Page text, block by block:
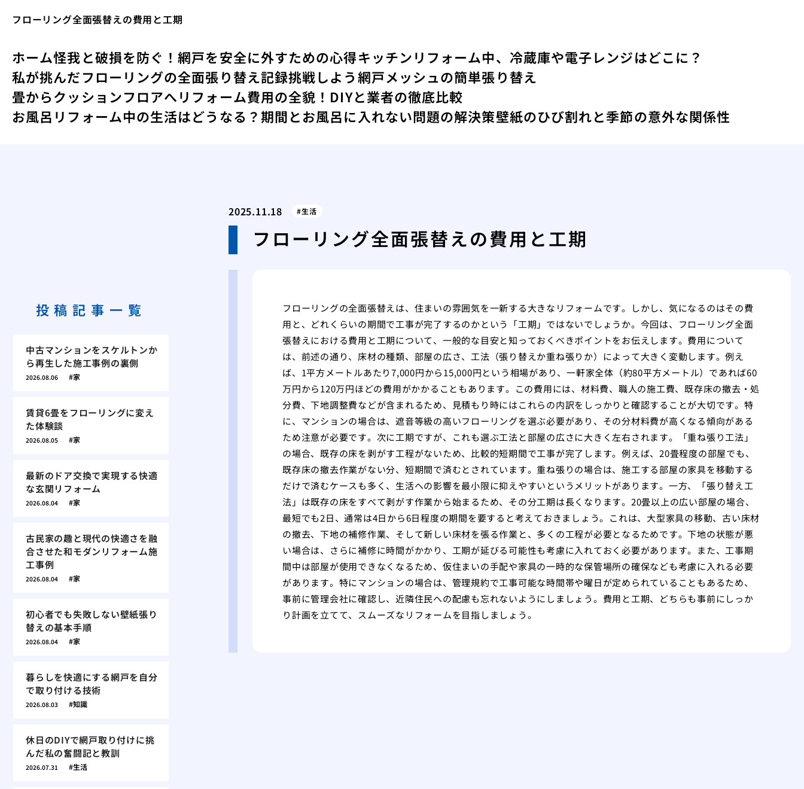
フローリング全面張替えの費用と工期
ホーム怪我と破損を防ぐ！網戸を安全に外すための心得キッチンリフォーム中、冷蔵庫や電子レンジはどこに？
私が挑んだフローリングの全面張り替え記録挑戦しよう網戸メッシュの簡単張り替え
畳からクッションフロアへリフォーム費用の全貌！DIYと業者の徹底比較
お風呂リフォーム中の生活はどうなる？期間とお風呂に入れない問題の解決策壁紙のひび割れと季節の意外な関係性
2025.11.18 生活
フローリング全面張替えの費用と工期
フローリングの全面張替えは、住まいの雰囲気を一新する大きなリフォームです。しかし、気になるのはその費
用と、どれくらいの期間で工事が完了するのかという「工期」ではないでしょうか。今回は、フローリング全面
張替えにおける費用と工期について、一般的な目安と知っておくべきポイントをお伝えします。費用について
は、前述の通り、床材の種類、部屋の広さ、工法（張り替えか重ね張りか）によって大きく変動します。例え
ば、1平方メートルあたり7,000円から15,000円という相場があり、一軒家全体（約80平方メートル）であれば60
万円から120万円ほどの費用がかかることもあります。この費用には、材料費、職人の施工費、既存床の撤去・処
分費、下地調整費などが含まれるため、見積もり時にはこれらの内訳をしっかりと確認することが大切です。特
に、マンションの場合は、遮音等級の高いフローリングを選ぶ必要があり、その分材料費が高くなる傾向がある
ため注意が必要です。次に工期ですが、これも選ぶ工法と部屋の広さに大きく左右されます。「重ね張り工法」
の場合、既存の床を剥がす工程がないため、比較的短期間で工事が完了します。例えば、20畳程度の部屋でも、
既存床の撤去作業がない分、短期間で済むとされています。重ね張りの場合は、施工する部屋の家具を移動する
だけで済むケースも多く、生活への影響を最小限に抑えやすいというメリットがあります。一方、「張り替え工
法」は既存の床をすべて剥がす作業から始まるため、その分工期は長くなります。20畳以上の広い部屋の場合、
最短でも2日、通常は4日から6日程度の期間を要すると考えておきましょう。これは、大型家具の移動、古い床材
の撤去、下地の補修作業、そして新しい床材を張る作業と、多くの工程が必要となるためです。下地の状態が悪
い場合は、さらに補修に時間がかかり、工期が延びる可能性も考慮に入れておく必要があります。また、工事期
間中は部屋が使用できなくなるため、仮住まいの手配や家具の一時的な保管場所の確保なども考慮に入れる必要
があります。特にマンションの場合は、管理規約で工事可能な時間帯や曜日が定められていることもあるため、
事前に管理会社に確認し、近隣住民への配慮も忘れないようにしましょう。費用と工期、どちらも事前にしっか
り計画を立てて、スムーズなリフォームを目指しましょう。
投稿記事一覧
中古マンションをスケルトンか
ら再生した施工事例の裏側
2026.08.06 家
賃貸6畳をフローリングに変え
た体験談
2026.08.05 家
最新のドア交換で実現する快適
な玄関リフォーム
2026.08.04 家
古民家の趣と現代の快適さを融
合させた和モダンリフォーム施
工事例
2026.08.04 家
初心者でも失敗しない壁紙張り
替えの基本手順
2026.08.04 家
暮らしを快適にする網戸を自分
で取り付ける技術
2026.08.03 知識
休日のDIYで網戸取り付けに挑
んだ私の奮闘記と教訓
2026.07.31 生活